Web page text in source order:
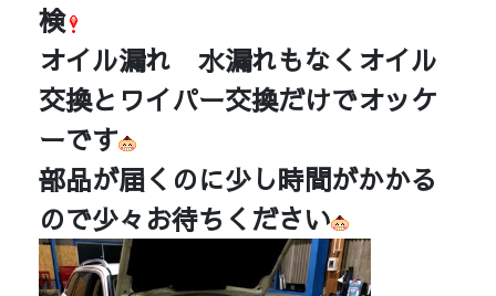
検
オイル漏れ 水漏れもなくオイル
交換とワイパー交換だけでオッケ
ーです
部品が届くのに少し時間がかかる
ので少々お待ちください